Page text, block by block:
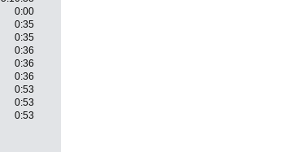
0:00
0:35
0:35
0:36
0:36
0:36
0:53
0:53
0:53